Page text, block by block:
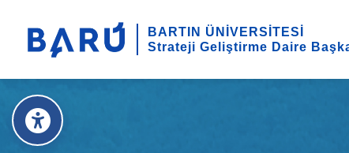
BARTIN ÜNİVERSİTESİ
Strateji Geliştirme Daire